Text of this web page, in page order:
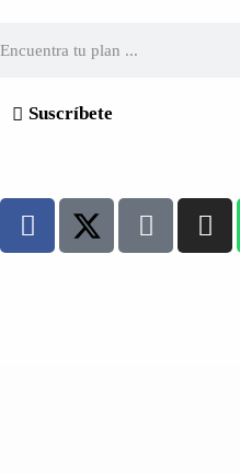
Suscríbete